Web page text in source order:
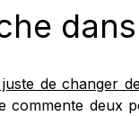
de changer
commente deux